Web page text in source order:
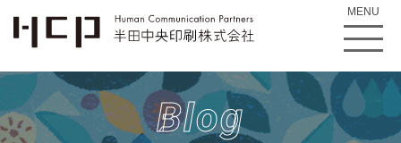
MENU
Blog